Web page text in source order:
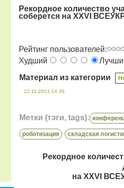
Рекордное количество
соберется на ХХVI
Рейтинг пользователей:
Худший
Материал из категории
22.11.2021 14:36
Метки (тэги, tags):
роботизация складская
Рекордное
на ХХVI